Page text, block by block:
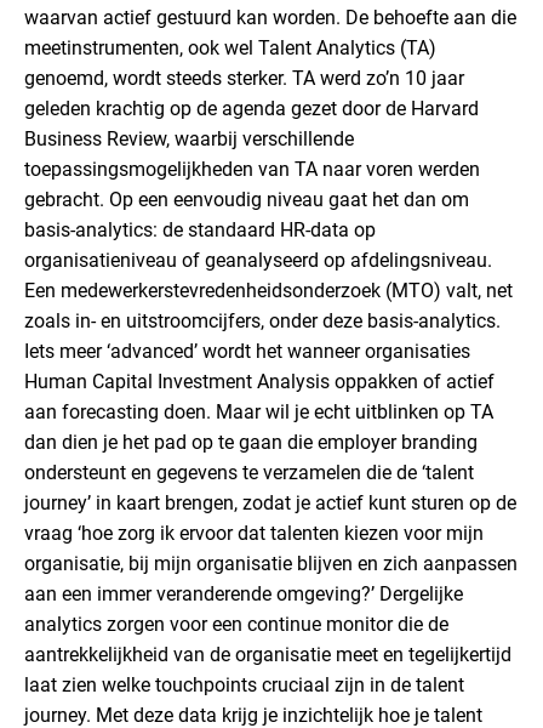
waarvan actief gestuurd kan worden. De behoefte aan die
meetinstrumenten, ook wel Talent Analytics (TA)
genoemd, wordt steeds sterker. TA werd zo’n 10 jaar
geleden krachtig op de agenda gezet door de Harvard
Business Review, waarbij verschillende
toepassingsmogelijkheden van TA naar voren werden
gebracht. Op een eenvoudig niveau gaat het dan om
basis-analytics: de standaard HR-data op
organisatieniveau of geanalyseerd op afdelingsniveau.
Een medewerkerstevredenheidsonderzoek (MTO) valt, net
zoals in- en uitstroomcijfers, onder deze basis-analytics.
Iets meer ‘advanced’ wordt het wanneer organisaties
Human Capital Investment Analysis oppakken of actief
aan forecasting doen. Maar wil je echt uitblinken op TA
dan dien je het pad op te gaan die employer branding
ondersteunt en gegevens te verzamelen die de ‘talent
journey’ in kaart brengen, zodat je actief kunt sturen op de
vraag ‘hoe zorg ik ervoor dat talenten kiezen voor mijn
organisatie, bij mijn organisatie blijven en zich aanpassen
aan een immer veranderende omgeving?’ Dergelijke
analytics zorgen voor een continue monitor die de
aantrekkelijkheid van de organisatie meet en tegelijkertijd
laat zien welke touchpoints cruciaal zijn in de talent
journey. Met deze data krijg je inzichtelijk hoe je talent